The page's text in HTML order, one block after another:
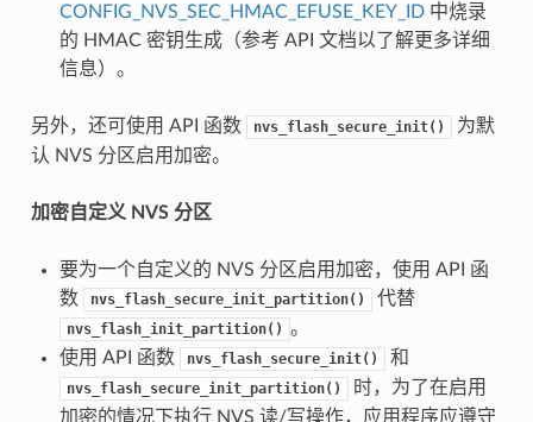
CONFIG_NVS_SEC_HMAC_EFUSE_KEY_ID中烧录
的 HMAC 密钥生成（参考 API 文档以了解更多详细
信息）。
另外，还可使用 API 函数 nvs_flash_secure_init()
为默
认 NVS 分区启用加密。
加密自定义 NVS 分区
要为一个自定义的 NVS 分区启用加密，使用 API 函
数
nvs_flash_secure_init_partition() 代替
nvs_flash_init_partition() 。
使用 API 函数
nvs_flash_secure_init() 和
nvs_flash_secure_init_partition()
时，为了在启用
加密的情况下执行 NVS 读/写操作，应用程序应遵守